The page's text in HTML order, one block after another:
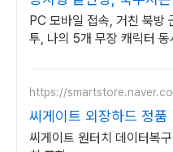
PC 모바일 접속, 거친 북방
투, 나의 5개 무장 캐릭터 동
https://
씨게이트 외장하드 정품
씨게이트 원터치 데이터복